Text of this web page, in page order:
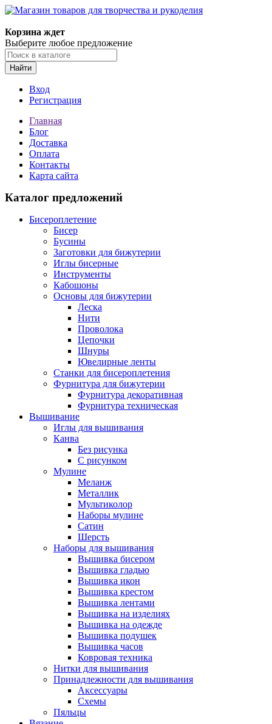
Корзина ждет
Выберите любое предложение
Найти
Вход
Регистрация
Главная
Блог
Доставка
Оплата
Контакты
Карта сайта
Каталог предложений
Бисероплетение
Бисер
Бусины
Заготовки для бижутерии
Иглы бисерные
Инструменты
Кабошоны
Основы для бижутерии
Леска
Нити
Проволока
Цепочки
Шнуры
Ювелирные ленты
Станки для бисероплетения
Фурнитура для бижутерии
Фурнитура декоративная
Фурнитура техническая
Вышивание
Иглы для вышивания
Канва
Без рисунка
С рисунком
Мулине
Меланж
Металлик
Мультиколор
Наборы мулине
Сатин
Шерсть
Наборы для вышивания
Вышивка бисером
Вышивка гладью
Вышивка икон
Вышивка крестом
Вышивка лентами
Вышивка на изделиях
Вышивка на одежде
Вышивка подушек
Вышивка часов
Ковровая техника
Нитки для вышивания
Принадлежности для вышивания
Аксессуары
Схемы
Пяльцы